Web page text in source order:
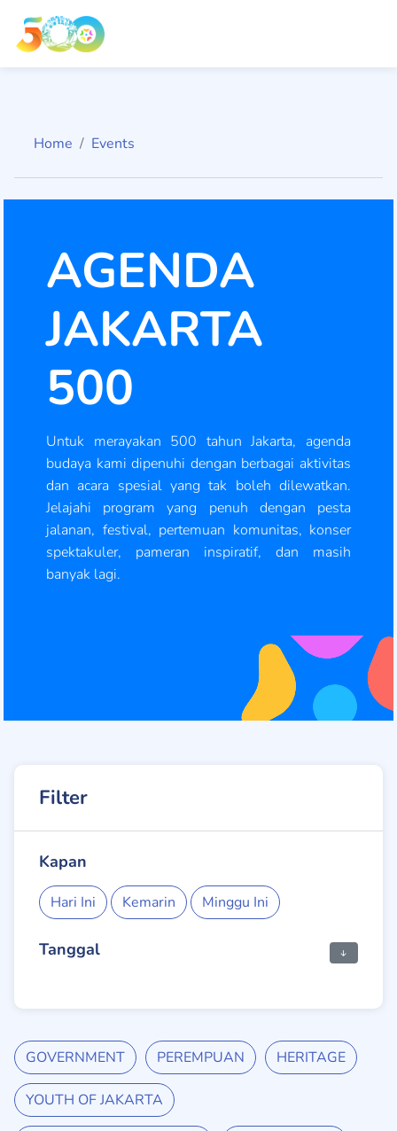
Home Events
AGENDA
JAKARTA
500
Untuk merayakan 500 tahun Jakarta, agenda
budaya kami dipenuhi dengan berbagai aktivitas
dan acara spesial yang tak boleh dilewatkan.
Jelajahi program yang penuh dengan pesta
jalanan, festival, pertemuan komunitas, konser
spektakuler, pameran inspiratif, dan masih
banyak lagi.
Filter
Kapan
Hari Ini Kemarin Minggu Ini
Tanggal
GOVERNMENT PEREMPUAN HERITAGE
YOUTH OF JAKARTA